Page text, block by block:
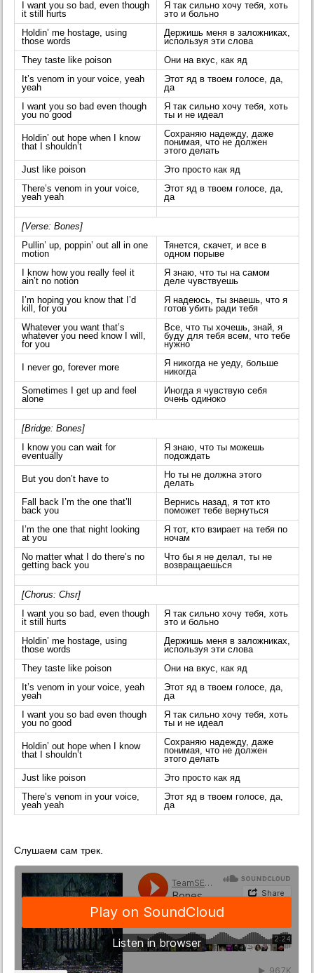
I want you so bad, even though
it still hurts
Я так сильно хочу тебя, хоть
это и больно
Holdin’ me hostage, using
those words
Держишь меня в заложниках,
используя эти слова
They taste like poison
Они на вкус, как яд
It’s venom in your voice, yeah
yeah
Этот яд в твоем голосе, да,
да
I want you so bad even though
you no good
Я так сильно хочу тебя, хоть
ты и не идеал
Holdin’ out hope when I know
that I shouldn’t
Сохраняю надежду, даже
понимая, что не должен
этого делать
Just like poison
Это просто как яд
There’s venom in your voice,
yeah yeah
Этот яд в твоем голосе, да,
да
[Verse: Bones]
Pullin’ up, poppin’ out all in one
motion
Тянется, скачет, и все в
одном порыве
I know how you really feel it
ain’t no notion
Я знаю, что ты на самом
деле чувствуешь
I’m hoping you know that I’d
kill, for you
Я надеюсь, ты знаешь, что я
готов убить ради тебя
Whatever you want that’s
whatever you need know I will,
for you
Все, что ты хочешь, знай, я
буду для тебя всем, что тебе
нужно
I never go, forever more
Я никогда не уеду, больше
никогда
Sometimes I get up and feel
alone
Иногда я чувствую себя
очень одиноко
[Bridge: Bones]
I know you can wait for
eventually
Я знаю, что ты можешь
подождать
But you don’t have to
Но ты не должна этого
делать
Fall back I’m the one that’ll
back you
Вернись назад, я тот кто
поможет тебе вернуться
I’m the one that night looking
at you
Я тот, кто взирает на тебя по
ночам
No matter what I do there’s no
getting back you
Что бы я не делал, ты не
возвращаешься
[Chorus: Chsr]
I want you so bad, even though
it still hurts
Я так сильно хочу тебя, хоть
это и больно
Holdin’ me hostage, using
those words
Держишь меня в заложниках,
используя эти слова
They taste like poison
Они на вкус, как яд
It’s venom in your voice, yeah
yeah
Этот яд в твоем голосе, да,
да
I want you so bad even though
you no good
Я так сильно хочу тебя, хоть
ты и не идеал
Holdin’ out hope when I know
that I shouldn’t
Сохраняю надежду, даже
понимая, что не должен
этого делать
Just like poison
Это просто как яд
There’s venom in your voice,
yeah yeah
Этот яд в твоем голосе, да,
да
Слушаем сам трек.